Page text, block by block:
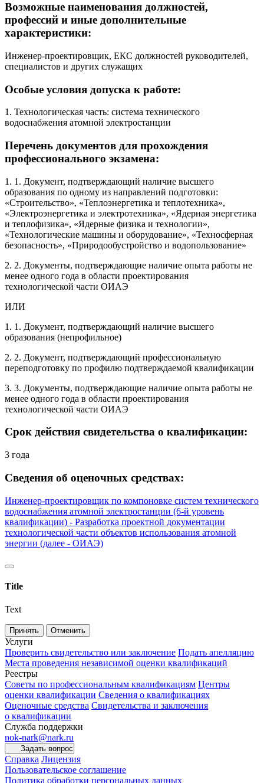
Возможные наименования должностей,
профессий и иные дополнительные
характеристики:
Инженер-проектировщик, ЕКС должностей руководителей,
специалистов и других служащих
Особые условия допуска к работе:
1. Технологическая часть: система технического
водоснабжения атомной электростанции
Перечень документов для прохождения
профессионального экзамена:
1. 1. Документ, подтверждающий наличие высшего
образования по одному из направлений подготовки:
«Строительство», «Теплоэнергетика и теплотехника»,
«Электроэнергетика и электротехника», «Ядерная энергетика
и теплофизика», «Ядерные физика и технологии»,
«Технологические машины и оборудование», «Техносферная
безопасность», «Природообустройство и водопользование»
2. 2. Документы, подтверждающие наличие опыта работы не
менее одного года в области проектирования
технологической части ОИАЭ
ИЛИ
1. 1. Документ, подтверждающий наличие высшего
образования (непрофильное)
2. 2. Документ, подтверждающий профессиональную
переподготовку по профилю подтверждаемой квалификации
3. 3. Документы, подтверждающие наличие опыта работы не
менее одного года в области проектирования
технологической части ОИАЭ
Срок действия свидетельства о квалификации:
3 года
Сведения об оценочных средствах:
Инженер-проектировщик по компоновке систем технического
водоснабжения атомной электростанции (6-й уровень
квалификации) - Разработка проектной документации
технологической части объектов использования атомной
энергии (далее - ОИАЭ)
Title
Text
Принять Отменить
Услуги
Проверить свидетельство или заключение Подать апелляцию
Места проведения независимой оценки квалификаций
Реестры
Советы по профессиональным квалификациям Центры
оценки квалификации Сведения о квалификациях
Оценочные средства Свидетельства и заключения
о квалификации
Служба поддержки
nok-nark@nark.ru
Задать вопрос
Справка Лицензия
Пользовательское соглашение
Политика обработки персональных данных